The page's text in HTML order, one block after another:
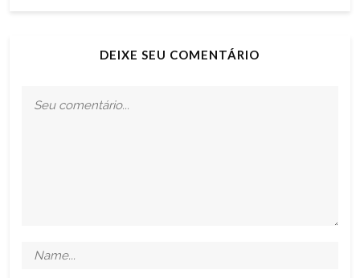
DEIXE SEU COMENTÁRIO